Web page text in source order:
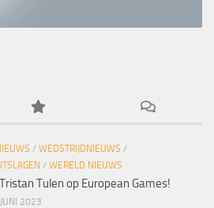
/ WEDSTRIJDNIEUWS /
/ WERELD NIEUWS
Tulen op European Games!
2023